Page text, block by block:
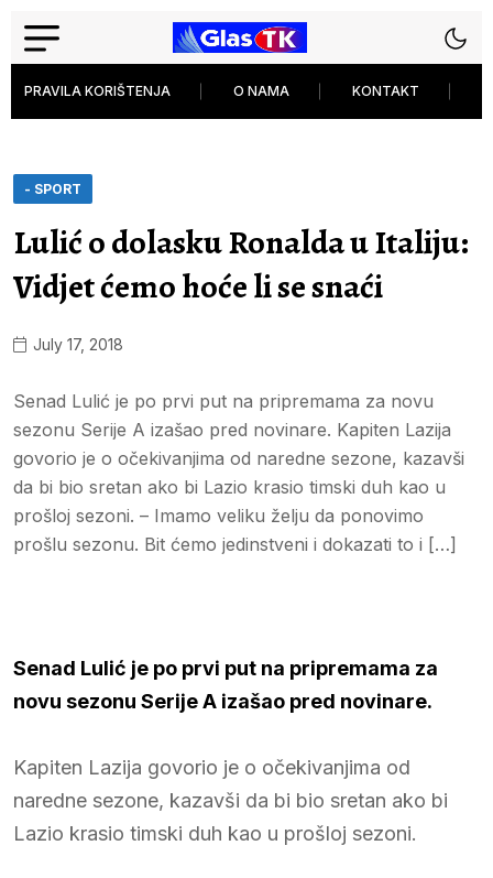
PRAVILA KORIŠTENJA O NAMA KONTAKT
- SPORT
Lulić o dolasku Ronalda u Italiju:
Vidjet ćemo hoće li se snaći
July 17, 2018
Senad Lulić je po prvi put na pripremama za novu
sezonu Serije A izašao pred novinare. Kapiten Lazija
govorio je o očekivanjima od naredne sezone, kazavši
da bi bio sretan ako bi Lazio krasio timski duh kao u
prošloj sezoni. – Imamo veliku želju da ponovimo
prošlu sezonu. Bit ćemo jedinstveni i dokazati to i […]
Senad Lulić je po prvi put na pripremama za
novu sezonu Serije A izašao pred novinare.
Kapiten Lazija govorio je o očekivanjima od
naredne sezone, kazavši da bi bio sretan ako bi
Lazio krasio timski duh kao u prošloj sezoni.